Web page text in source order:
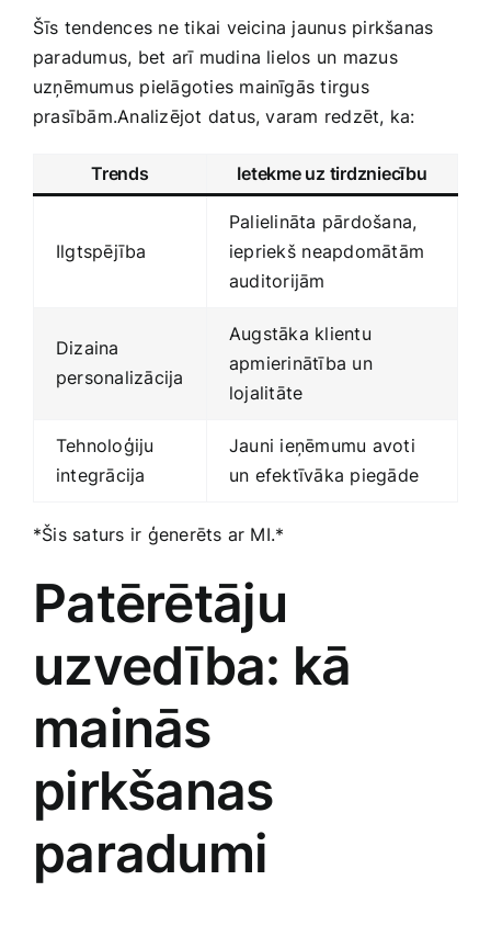
Šīs tendences ne tikai veicina jaunus pirkšanas
paradumus, bet arī mudina lielos un mazus
uzņēmumus pielāgoties mainīgās tirgus
prasībām.Analizējot datus, varam redzēt, ka:
Trends Ietekme‌ uz tirdzniecību
Ilgtspējība
Palielināta pārdošana,
iepriekš⁣ neapdomātām
auditorijām
Dizaina
personalizācija
Augstāka klientu
apmierinātība un
lojalitāte
Tehnoloģiju
integrācija
Jauni ieņēmumu avoti
un efektīvāka piegāde
*Šis saturs ir ģenerēts ar MI.*
Patērētāju⁢
uzvedība: kā
mainās
pirkšanas
paradumi